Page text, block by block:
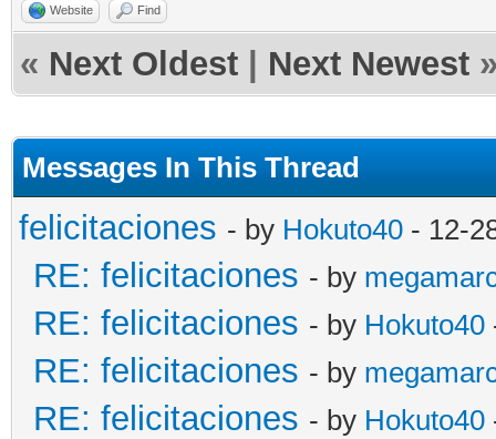
Website Find
« Next Oldest Next Newest
Messages In This Thread
felicitaciones - by Hokuto40 - 12-
RE: felicitaciones - by
RE: felicitaciones - by Hokuto40
RE: felicitaciones - by
RE: felicitaciones - by Hokuto40